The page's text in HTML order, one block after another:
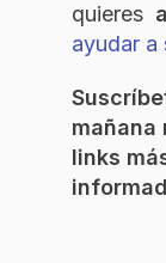
quieres
ayudar a
mañana
links